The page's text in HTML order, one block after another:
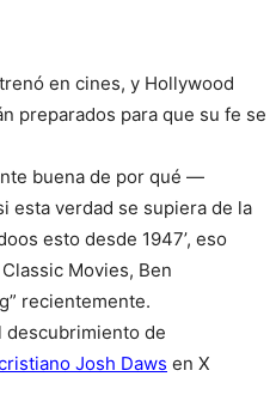
en cines, y Hollywood
preparados para que su fe se
buena de por qué —
esta verdad se supiera de la
esto desde 1947’, eso
Movies, Ben
recientemente.
descubrimiento de
Josh Daws en X